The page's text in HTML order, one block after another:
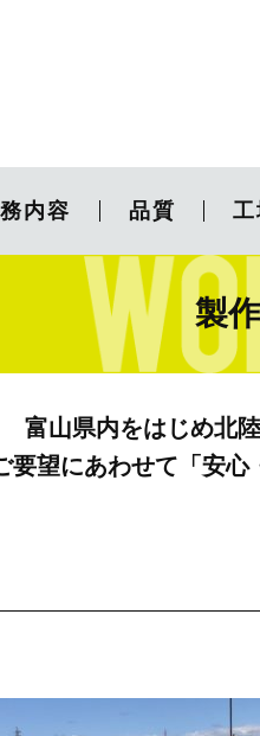
内容 品質
製
富山県内をはじめ北
要望にあわせて「安心